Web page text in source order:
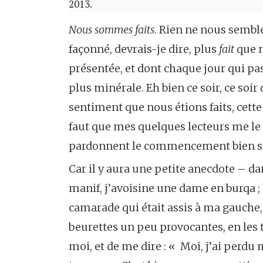
2013.
Nous sommes faits. Rien ne nous
façonné, devrais-je dire, plus fait que
présentée, et dont chaque jour qui
plus minérale. Eh bien ce soir, ce
sentiment que nous étions faits,
faut que mes quelques lecteurs me
pardonnent le commencement bien
Car il y aura une petite anecdote –
manif, j’avoisine une dame en
camarade qui était assis à ma
beurettes un peu provocantes, en
moi, et de me dire : « Moi, j’ai perdu